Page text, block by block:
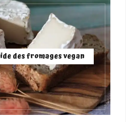
des fromages vegan